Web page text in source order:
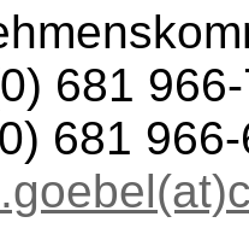
681
681